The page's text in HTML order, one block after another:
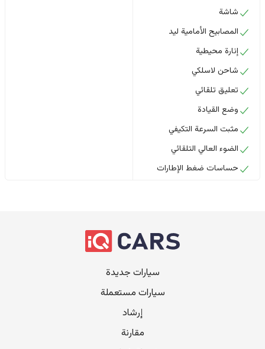
شاشة
المصابيح الأمامية ليد
إنارة محيطية
شاحن لاسلكي
تعليق تلقائي
وضع القيادة
مثبت السرعة التكيفي
الضوء العالي التلقائي
حساسات ضغط الإطارات
سيارات جديدة
سيارات مستعملة
إرشاد
مقارنة